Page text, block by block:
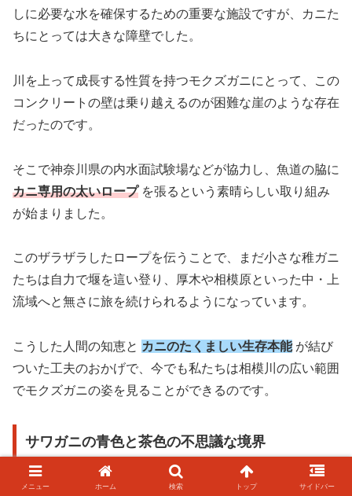
しに必要な水を確保するための重要な施設ですが、カニた
ちにとっては大きな障壁でした。
川を上って成長する性質を持つモクズガニにとって、この
コンクリートの壁は乗り越えるのが困難な崖のような存在
だったのです。
そこで神奈川県の内水面試験場などが協力し、魚道の脇に
カニ専用の太いロープを張るという素晴らしい取り組み
が始まりました。
このザラザラしたロープを伝うことで、まだ小さな稚ガニ
たちは自力で堰を這い登り、厚木や相模原といった中・上
流域へと無さに旅を続けられるようになっています。
こうした人間の知恵と カニのたくましい生存本能が結び
ついた工夫のおかげで、今でも私たちは相模川の広い範囲
でモクズガニの姿を見ることができるのです。
サワガニの青色と茶色の不思議な境界
次に、相模川の科学的なロマンとして外せないのが、先ほ
メニュー ホーム 検索 トップ サイドバー